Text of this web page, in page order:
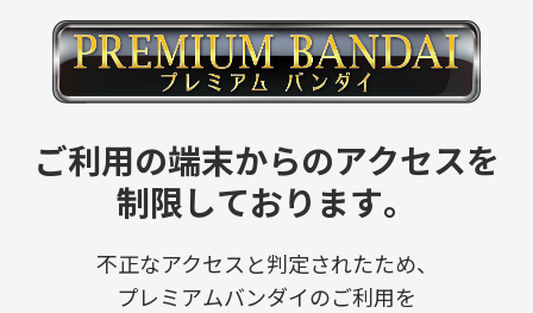
ご利用の端末からのアクセスを
制限しております。
不正なアクセスと判定されたため、
プレミアムバンダイのご利用を